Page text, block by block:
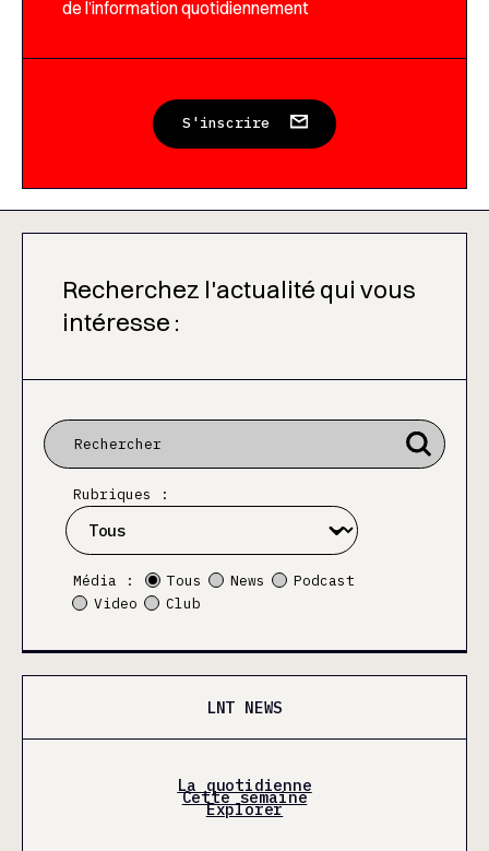
de l’information quotidiennement
S'inscrire
Recherchez l'actualité qui vous
intéresse :
Rubriques :
Média : Tous News
Podcast
Video
Club
LNT NEWS
La quotidienne
Cette semaine
Explorer